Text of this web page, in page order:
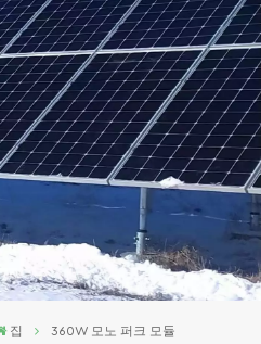
집 360W 모노 퍼크 모듈